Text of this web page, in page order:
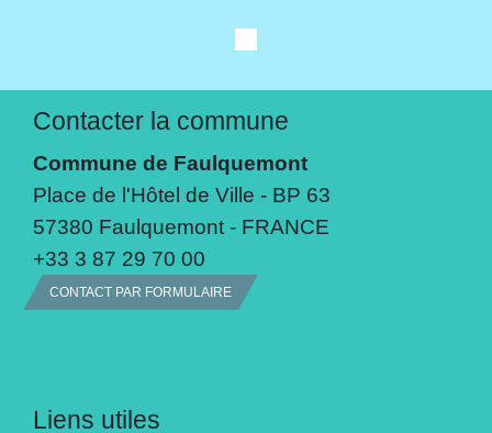
Contacter la commune
Commune de Faulquemont
Place de l'Hôtel de Ville - BP 63
57380 Faulquemont - FRANCE
+33 3 87 29 70 00
CONTACT PAR FORMULAIRE
Liens utiles